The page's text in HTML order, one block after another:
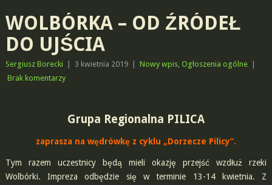
WOLBÓRKA – OD ŹRÓDEŁ
DO UJŚCIA
Sergiusz Borecki 3 kwietnia 2019 Nowy wpis, Ogłoszenia ogólne
Brak komentarzy
Grupa Regionalna PILICA
zaprasza na wędrówkę z cyklu „Dorzecze Pilicy”.
Tym razem uczestnicy będą mieli okazję przejść wzdłuż rzeki
Wolbórki. Impreza odbędzie się w terminie 13-14 kwietnia. Z